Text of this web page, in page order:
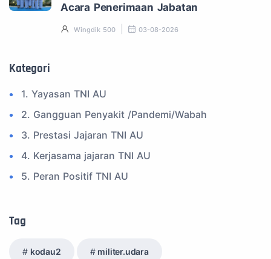
Acara Penerimaan Jabatan
Wingdik 500 03-08-2026
Kategori
1. Yayasan TNI AU
2. Gangguan Penyakit /Pandemi/Wabah
3. Prestasi Jajaran TNI AU
4. Kerjasama jajaran TNI AU
5. Peran Positif TNI AU
7. Spam Bukan Berita TNI
Tag
kodau2 militer.udara